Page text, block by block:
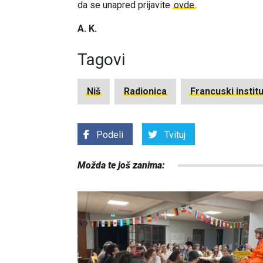
da se unapred prijavite ovde.
A. K.
Tagovi
Niš Radionica Francuski
Podeli Tvituj
Možda te još zanima: